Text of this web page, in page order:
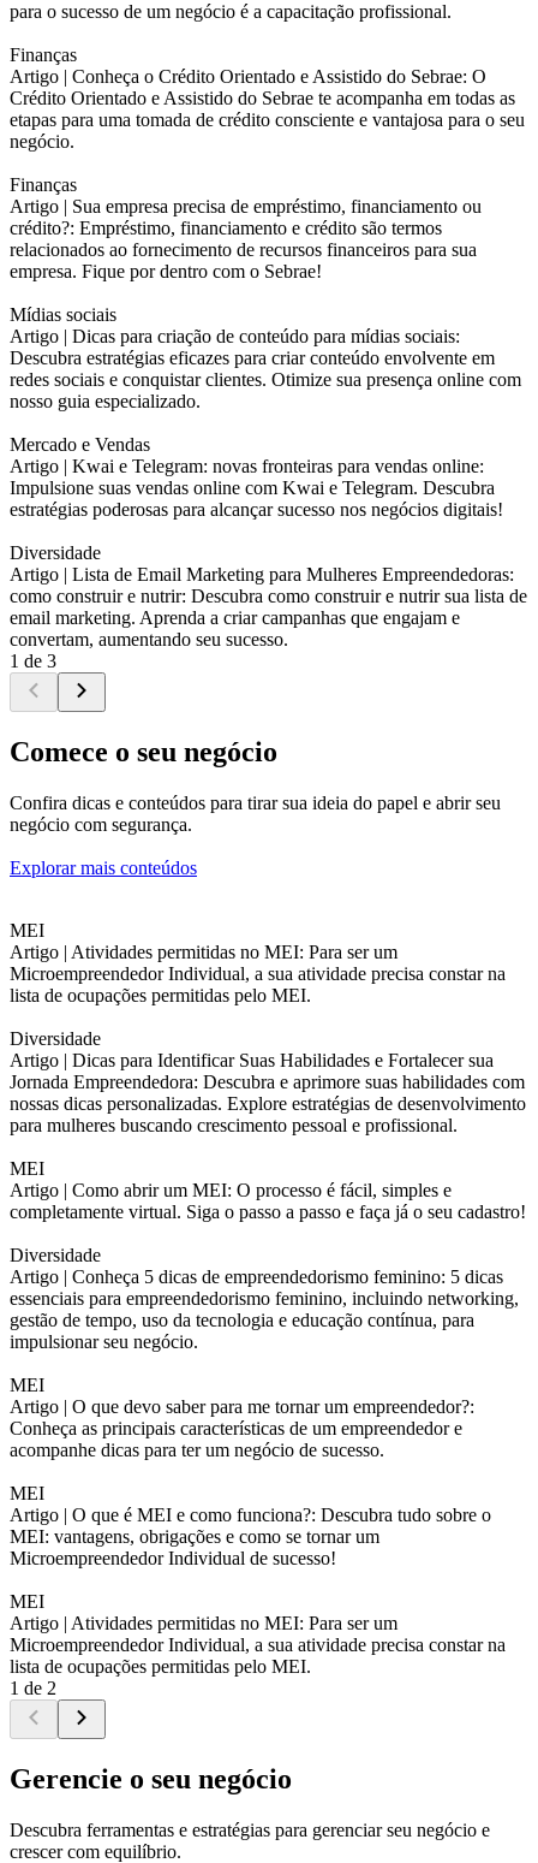
para o sucesso de um negócio é a capacitação profissional.
Finanças
Artigo | Conheça o Crédito Orientado e Assistido do Sebrae: O
Crédito Orientado e Assistido do Sebrae te acompanha em todas as
etapas para uma tomada de crédito consciente e vantajosa para o seu
negócio.
Finanças
Artigo | Sua empresa precisa de empréstimo, financiamento ou
crédito?: Empréstimo, financiamento e crédito são termos
relacionados ao fornecimento de recursos financeiros para sua
empresa. Fique por dentro com o Sebrae!
Mídias sociais
Artigo | Dicas para criação de conteúdo para mídias sociais:
Descubra estratégias eficazes para criar conteúdo envolvente em
redes sociais e conquistar clientes. Otimize sua presença online com
nosso guia especializado.
Mercado e Vendas
Artigo | Kwai e Telegram: novas fronteiras para vendas online:
Impulsione suas vendas online com Kwai e Telegram. Descubra
estratégias poderosas para alcançar sucesso nos negócios digitais!
Diversidade
Artigo | Lista de Email Marketing para Mulheres Empreendedoras:
como construir e nutrir: Descubra como construir e nutrir sua lista de
email marketing. Aprenda a criar campanhas que engajam e
convertam, aumentando seu sucesso.
1 de 3
Comece o seu negócio
Confira dicas e conteúdos para tirar sua ideia do papel e abrir seu
negócio com segurança.
Explorar mais conteúdos
MEI
Artigo | Atividades permitidas no MEI: Para ser um
Microempreendedor Individual, a sua atividade precisa constar na
lista de ocupações permitidas pelo MEI.
Diversidade
Artigo | Dicas para Identificar Suas Habilidades e Fortalecer sua
Jornada Empreendedora: Descubra e aprimore suas habilidades com
nossas dicas personalizadas. Explore estratégias de desenvolvimento
para mulheres buscando crescimento pessoal e profissional.
MEI
Artigo | Como abrir um MEI: O processo é fácil, simples e
completamente virtual. Siga o passo a passo e faça já o seu cadastro!
Diversidade
Artigo | Conheça 5 dicas de empreendedorismo feminino: 5 dicas
essenciais para empreendedorismo feminino, incluindo networking,
gestão de tempo, uso da tecnologia e educação contínua, para
impulsionar seu negócio.
MEI
Artigo | O que devo saber para me tornar um empreendedor?:
Conheça as principais características de um empreendedor e
acompanhe dicas para ter um negócio de sucesso.
MEI
Artigo | O que é MEI e como funciona?: Descubra tudo sobre o
MEI: vantagens, obrigações e como se tornar um
Microempreendedor Individual de sucesso!
MEI
Artigo | Atividades permitidas no MEI: Para ser um
Microempreendedor Individual, a sua atividade precisa constar na
lista de ocupações permitidas pelo MEI.
1 de 2
Gerencie o seu negócio
Descubra ferramentas e estratégias para gerenciar seu negócio e
crescer com equilíbrio.